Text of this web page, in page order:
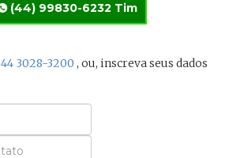
(44) 99830-6232 Tim
44 3028-3200 , ou, inscreva seus dados